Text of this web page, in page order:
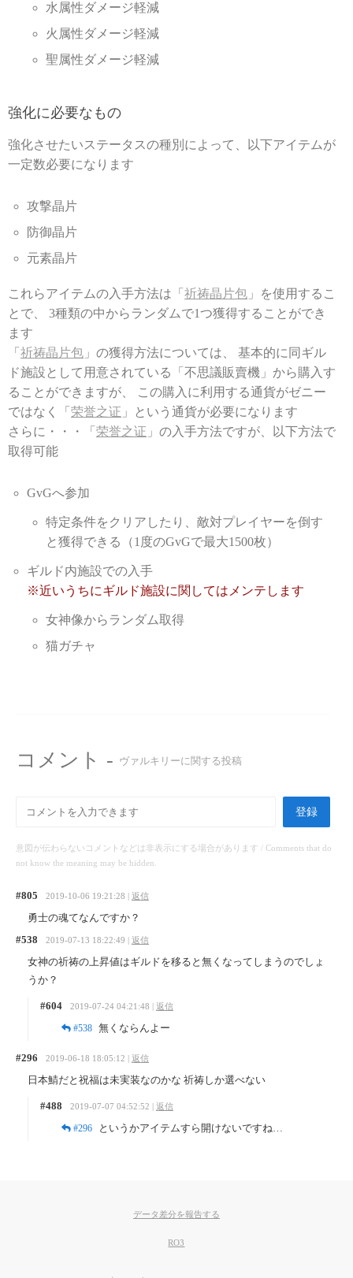
水属性ダメージ軽減
火属性ダメージ軽減
聖属性ダメージ軽減
強化に必要なもの
強化させたいステータスの種別によって、以下アイテムが
一定数必要になります
攻撃晶片
防御晶片
元素晶片
これらアイテムの入手方法は「 祈祷晶片包 」を使用するこ
とで、 3種類の中からランダムで1つ獲得することができ
ます
「 祈祷晶片包 」の獲得方法については、 基本的に同ギル
ド施設として用意されている「不思議販賣機」から購入す
ることができますが、 この購入に利用する通貨がゼニー
ではなく「 荣誉之证 」という通貨が必要になります
さらに・・・「 荣誉之证 」の入手方法ですが、以下方法で
取得可能
GvGへ参加
特定条件をクリアしたり、敵対プレイヤーを倒す
と獲得できる（1度のGvGで最大1500枚）
ギルド内施設での入手
※近いうちにギルド施設に関してはメンテします
女神像からランダム取得
猫ガチャ
コメント - ヴァルキリーに関する投稿
登録
意図が伝わらないコメントなどは非表示にする場合があります / Comments that do
not know the meaning may be hidden.
#805 2019-10-06 19:21:28 | 返信
勇士の魂てなんですか？
#538
2019-07-13 18:22:49 | 返信
女神の祈祷の上昇値はギルドを移ると無くなってしまうのでしょ
うか？
#604 2019-07-24 04:21:48 | 返信
#538 無くならんよー
#296 2019-06-18 18:05:12 | 返信
日本鯖だと祝福は未実装なのかな 祈祷しか選べない
#488 2019-07-07 04:52:52 | 返信
#296 というかアイテムすら開けないですね…
データ差分を報告する
RO3